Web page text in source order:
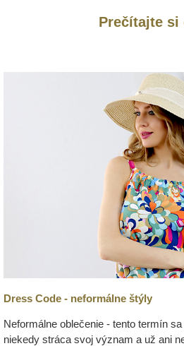
Prečítajte si
Dress Code - neformálne štýly
Neformálne oblečenie - tento termín
niekedy stráca svoj význam a už ani